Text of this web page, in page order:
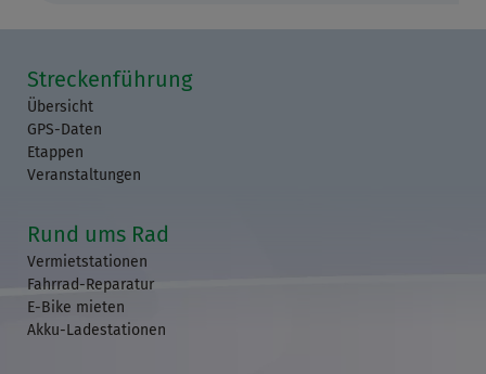
Streckenführung
Übersicht
GPS-Daten
Etappen
Veranstaltungen
Rund ums Rad
Vermietstationen
Fahrrad-Reparatur
E-Bike mieten
Akku-Ladestationen